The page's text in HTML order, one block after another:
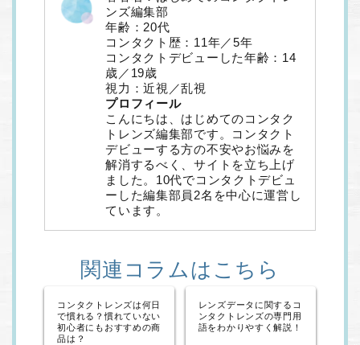
ンズ編集部
年齢：20代
コンタクト歴：11年／5年
コンタクトデビューした年齢：14
歳／19歳
視力：近視／乱視
プロフィール
こんにちは、はじめてのコンタク
トレンズ編集部です。コンタクト
デビューする方の不安やお悩みを
解消するべく、サイトを立ち上げ
ました。10代でコンタクトデビュ
ーした編集部員2名を中心に運営し
ています。
関連コラムはこちら
コンタクトレンズは何日
で慣れる？慣れていない
初心者にもおすすめの商
品は？
レンズデータに関するコ
ンタクトレンズの専門用
語をわかりやすく解説！